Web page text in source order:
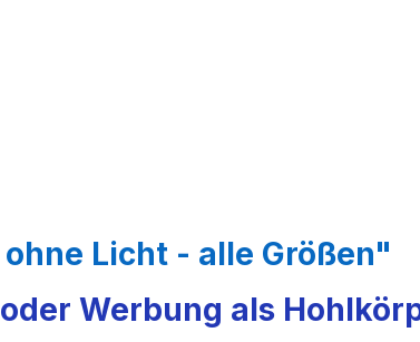
Licht - alle Größen"
Werbung als